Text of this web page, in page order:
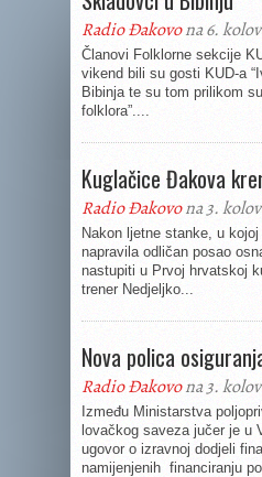
Radio Đakovona 6.
Članovi Folklorne sekcije
vikend bili su gosti KUD-a
Bibinja te su tom prilikom
folklora”....
Kuglačice Đakova
Radio Đakovona 3.
Nakon ljetne stanke, u
napravila odličan posao
nastupiti u Prvoj hrvatskoj
trener Nedjeljko...
Nova polica
Radio Đakovona 3.
Između Ministarstva
lovačkog saveza jučer je u
ugovor o izravnoj dodjeli
namijenjenih financiranju